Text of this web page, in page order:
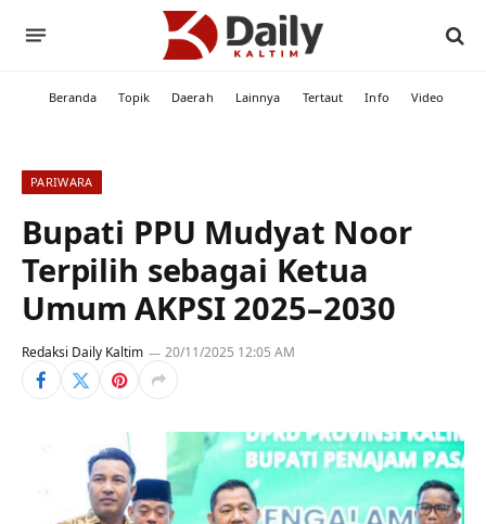
Beranda Topik Daerah Lainnya Tertaut Info Video
PARIWARA
Bupati PPU Mudyat Noor
Terpilih sebagai Ketua
Umum AKPSI 2025–2030
Redaksi Daily Kaltim 20/11/2025 12:05 AM